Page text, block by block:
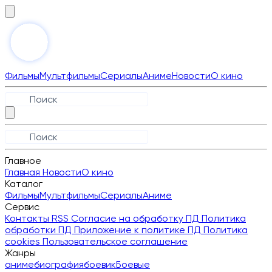
ФильмыМультфильмыСериалыАнимеНовостиО кино
Главное
Главная НовостиО кино
Каталог
ФильмыМультфильмыСериалыАниме
Сервис
Контакты RSS Согласие на обработку ПД Политика
обработки ПД Приложение к политике ПД Политика
cookies Пользовательское соглашение
Жанры
анимебиографиябоевикБоевые